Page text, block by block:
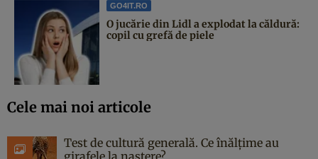
GO4IT.RO
O jucărie din Lidl a explodat la căldură:
copil cu grefă de piele
Cele mai noi articole
Test de cultură generală. Ce înălțime au
girafele la naștere?